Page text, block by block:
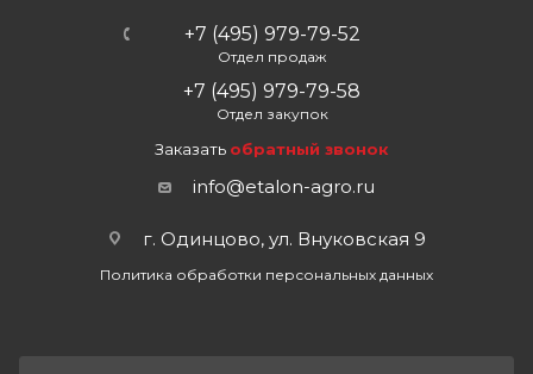
+7 (495) 979-79-52
Отдел продаж
+7 (495) 979-79-58
Отдел закупок
Заказать обратный звонок
info@etalon-agro.ru
г. Одинцово, ул. Внуковская 9
Политика обработки персональных данных